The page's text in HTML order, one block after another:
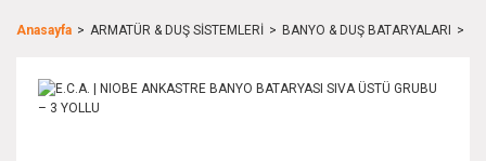
Anasayfa ARMATÜR & DUŞ SİSTEMLERİ BANYO & DUŞ BATARYALARI